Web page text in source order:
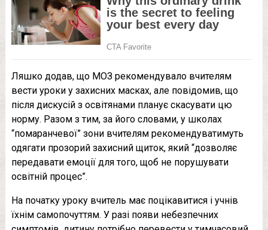
Ляшко додав, що МОЗ рекомендувало вчителям
вести уроки у захисних масках, але повідомив, що
після дискусій з освітянами планує скасувати цю
норму. Разом з тим, за його словами, у школах
“помаранчевої” зони вчителям рекомендуватимуть
одягати прозорий захисний щиток, який “дозволяє
передавати емоції для того, щоб не порушувати
освітній процес”.
На початку уроку вчитель має поцікавитися і учнів
їхнім самопочуттям. У разі появи небезпечних